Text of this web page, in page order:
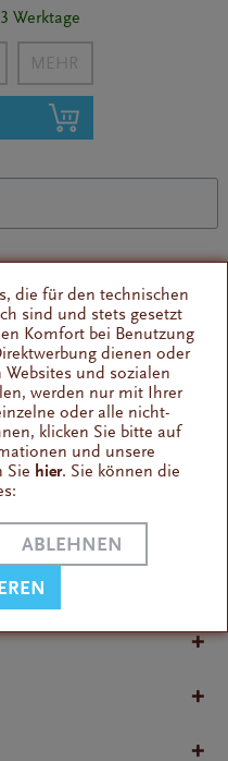
Werktage
Gaggia
Classic (ab 2018)
eine sehr gute
diskutieren...
die für den technischen
sind und stets gesetzt
Komfort bei Benutzung
dienen oder
und sozialen
werden nur mit Ihrer
oder alle nicht-
klicken Sie bitte auf
und unsere
Sie hier. Sie können die
ABLEHNEN